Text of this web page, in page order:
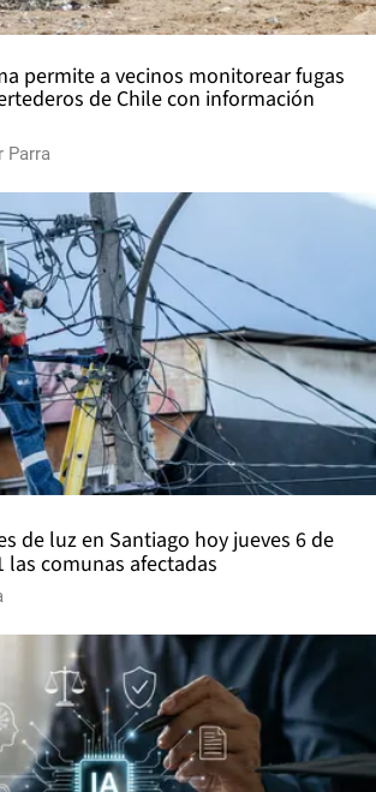
permite a vecinos monitorear fugas
de Chile con información
Parra
de luz en Santiago hoy jueves 6 de
las comunas afectadas